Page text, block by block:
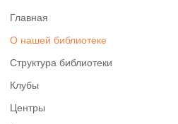
Главная
О нашей библиотеке
Структура библиотеки
Клубы
Центры